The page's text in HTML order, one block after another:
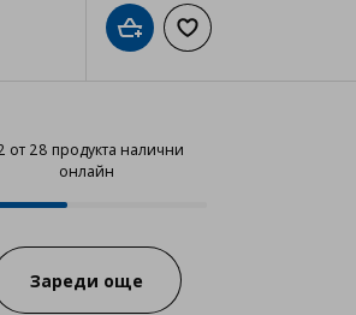
списъка с любимиДобави в кошницата
Добави към
от 28 продукта налични
онлайн
12 от 28 продукта налични
Зареди още